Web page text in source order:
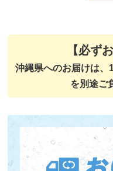
【必ず
沖縄県へのお届けは、
を別途ご